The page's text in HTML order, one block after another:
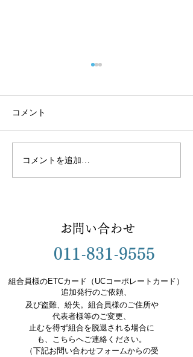
組合だより７月号を発行
いたしました
コメント
コメントを追加…
お問い合わせ
011-831-9555
組合員様のETCカード（UCコーポレートカード）
追加発行のご依頼、
及び盗難、紛失。組合員様のご住所や
代表者様等のご変更、
止むを得ず組合を脱退される場合に
も、こちらへご連絡ください。
（下記お問い合わせフォームからの受